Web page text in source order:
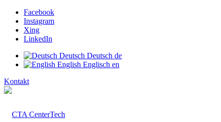
Facebook
Instagram
Xing
LinkedIn
Deutsch Deutsch de
English Englisch en
Kontakt